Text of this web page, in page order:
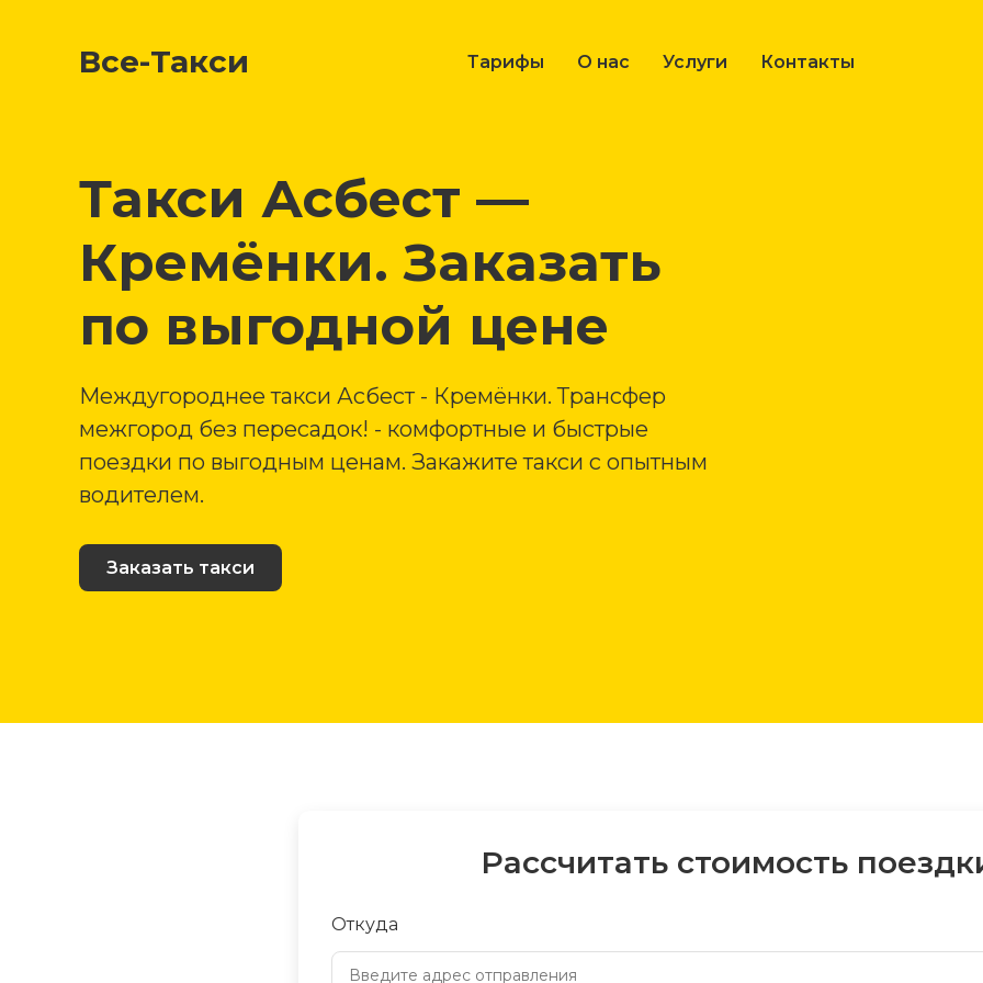
Все-Такси Тарифы О нас Услуги Контакты
Такси Асбест —
Кремёнки. Заказать
по выгодной цене
Междугороднее такси Асбест - Кремёнки. Трансфер
межгород без пересадок! - комфортные и быстрые
поездки по выгодным ценам. Закажите такси с опытным
водителем.
Заказать такси
Рассчитать стоимость
Откуда